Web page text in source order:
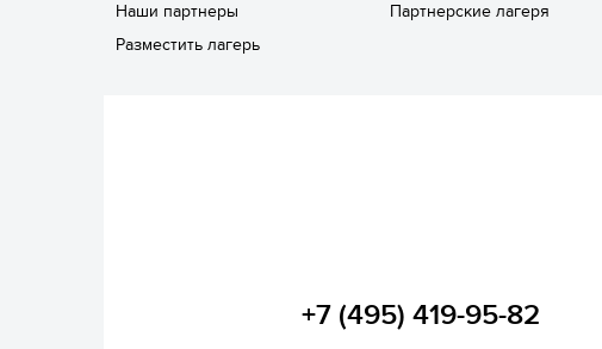
Наши партнеры
Разместить лагерь
Партнерские лагеря
+7 (495) 419-95-82